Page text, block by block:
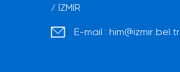
/ İZMİR
E-mail : him@izmir.bel.tr